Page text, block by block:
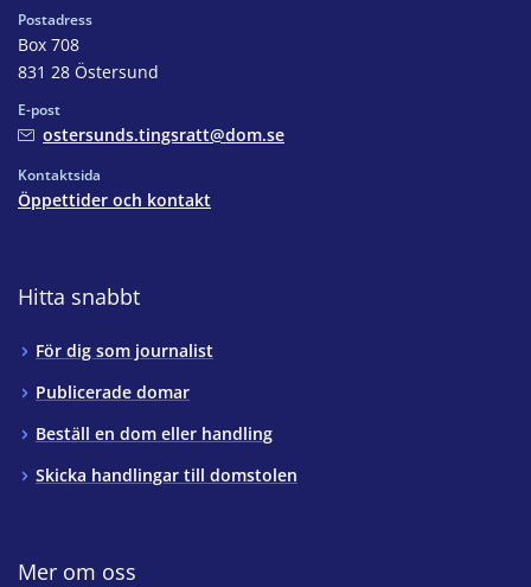
Postadress
Box 708
831 28 Östersund
E-post
ostersunds.tingsratt@dom.se
Kontaktsida
Öppettider och kontakt
Hitta snabbt
För dig som journalist
Publicerade domar
Beställ en dom eller handling
Skicka handlingar till domstolen
Mer om oss